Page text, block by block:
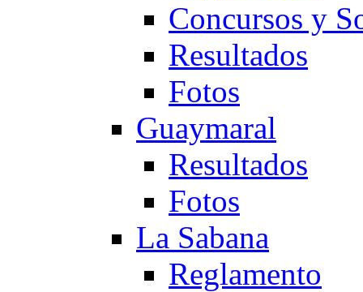
Concursos y
Resultados
Fotos
Guaymaral
Resultados
Fotos
La Sabana
Reglamento